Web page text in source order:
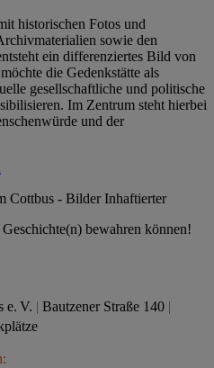
historischen Fotos und
sowie den
ein differenziertes Bild von
die Gedenkstätte als
gesellschaftliche und politische
Im Zentrum steht hierbei
und der
bewahren können!
e. V. | Bautzener Straße 140 |